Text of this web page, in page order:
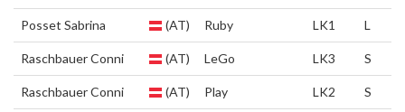
Posset Sabrina (AT) Ruby LK1 L
Raschbauer Conni (AT) LeGo LK3 S
Raschbauer Conni (AT) Play LK2 S